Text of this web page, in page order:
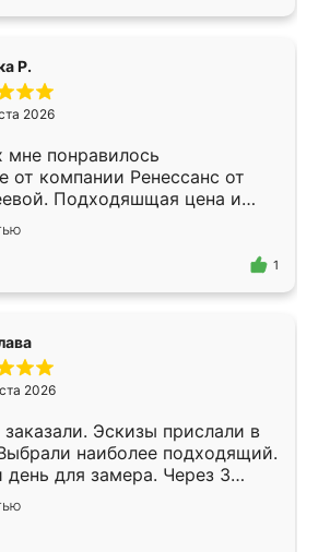
Р.
2026
мне понравилось
от компании Ренессанс от
Подходяшщая цена и
изготовления. Приехавший
Владислав
моему эскизу самый
1
2026
Эскизы прислали в
наиболее подходящий.
день для замера. Через 3
была уже готова. Остались
Спасибо Ренессанс
работу!